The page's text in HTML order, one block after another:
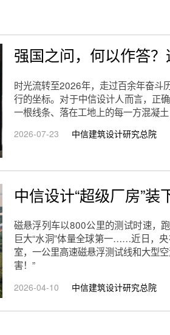
强国之问，何以作答
时光流转至2026年，走过百余年奋斗
行的坐标。对于中信设计人而言，正
一根线条、落在工地上的每一方混凝
2026-07-23 中信建筑设计研究总院
中信设计“超级厂房”装
磁悬浮列车以800公里的测试时速，
巨大“水洞”体量全球第一……近日，
室，一公里高速磁悬浮测试线和大型
害！”
2026-04-10 中信建筑设计研究总院